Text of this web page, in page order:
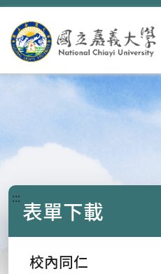
::: 表單下載
校內同仁